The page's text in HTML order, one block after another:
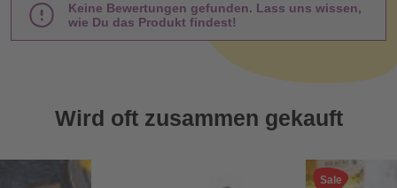
Keine Bewertungen gefunden. Lass uns wissen,
wie Du das Produkt findest!
Wird oft zusammen gekauft
Sale